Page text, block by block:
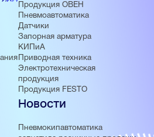
Продукция ОВЕН
Пневмоавтоматика
Датчики
Запорная арматура
КИПиА
Приводная техника
Электротехническая
продукция
Продукция FESTO
Новости
Пневмокипавтоматика